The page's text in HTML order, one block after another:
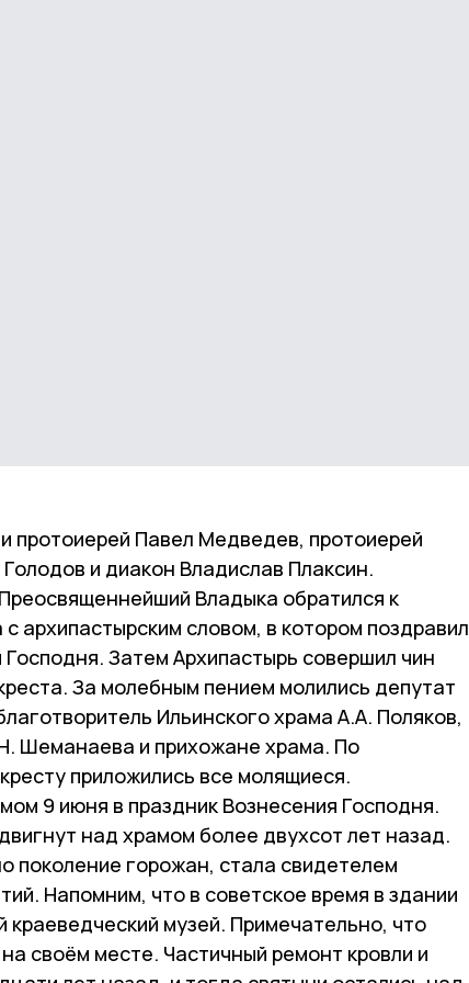
протоиерей Павел Медведев, протоиерей
и диакон Владислав Плаксин.
Владыка обратился к
архипастырским словом, в котором поздравил
Затем Архипастырь совершил чин
За молебным пением молились депутат
Ильинского храма А.А. Поляков,
Шеманаева и прихожане храма. По
приложились все молящиеся.
9 июня в праздник Вознесения Господня.
над храмом более двухсот лет назад.
поколение горожан, стала свидетелем
Напомним, что в советское время в здании
краеведческий музей. Примечательно, что
своём месте. Частичный ремонт кровли и